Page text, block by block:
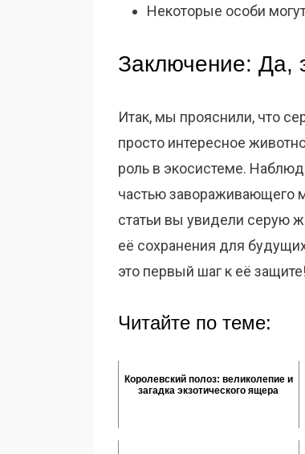
Некоторые особи
Заключение: Да,
Итак, мы прояснили, что
просто интересное
роль в экосистеме.
частью завораживающего
статьи вы увидели серую
её сохранения для
это первый шаг к её защите!
Читайте по теме:
Королевский полоз: великолепие и
загадка экзотического ящера